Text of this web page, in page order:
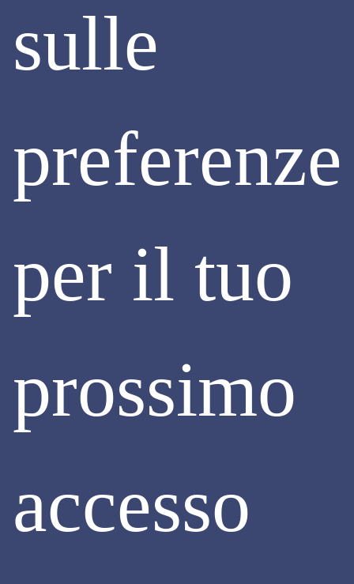
SOSTENIBILITÀ
Il D.Lgs. 125/2024, entrato in vigore il 25 settembre u.s.,
recepisce la Corporate Sustainability Reporting Directive -
CSRD (Direttiva 2022/2464), in tema di rendicontazione
societaria di sostenibilità.
imprese soggette a tali obblighi e innalzano i requisiti di
trasparenza e qualità delle informazioni da fornire.
sulle
preferenze
per il tuo
prossimo
accesso